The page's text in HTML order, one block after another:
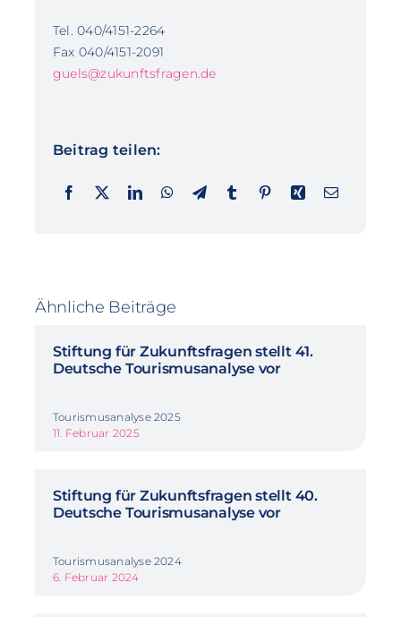
Tel. 040/4151-2264
Fax 040/4151-2091
guels@zukunftsfragen.de
Beitrag teilen:
Ähnliche Beiträge
Stiftung für Zukunftsfragen stellt 41.
Deutsche Tourismusanalyse vor
Tourismusanalyse 2025
11. Februar 2025
Stiftung für Zukunftsfragen stellt 40.
Deutsche Tourismusanalyse vor
Tourismusanalyse 2024
6. Februar 2024